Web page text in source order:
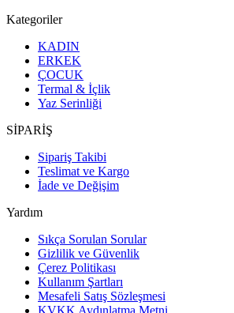
Kategoriler
KADIN
ERKEK
ÇOCUK
Termal & İçlik
Yaz Serinliği
SİPARİŞ
Sipariş Takibi
Teslimat ve Kargo
İade ve Değişim
Yardım
Sıkça Sorulan Sorular
Gizlilik ve Güvenlik
Çerez Politikası
Kullanım Şartları
Mesafeli Satış Sözleşmesi
KVKK Aydınlatma Metni